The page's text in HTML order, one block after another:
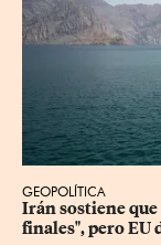
GEOPOLÍTICA
Irán sostiene que
finales", pero EU